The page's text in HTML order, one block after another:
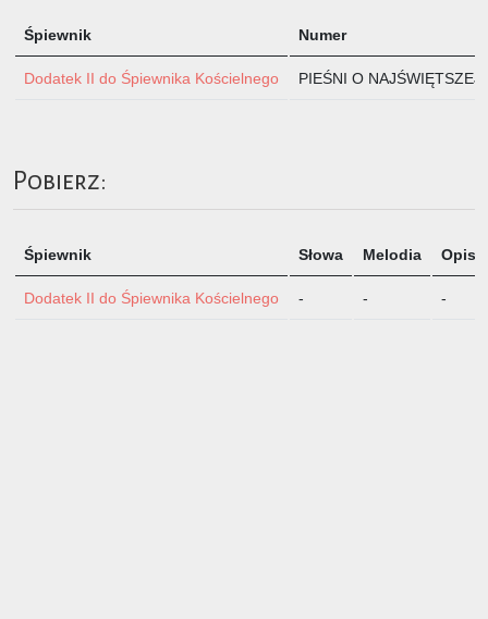
Śpiewnik Numer
Dodatek II do Śpiewnika Kościelnego PIEŚNI O
Pobierz:
Śpiewnik Słowa Melodia Opis
Dodatek II do Śpiewnika Kościelnego - - -